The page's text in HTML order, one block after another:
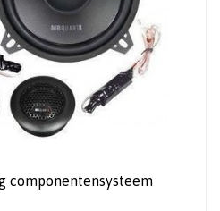
componentensysteem